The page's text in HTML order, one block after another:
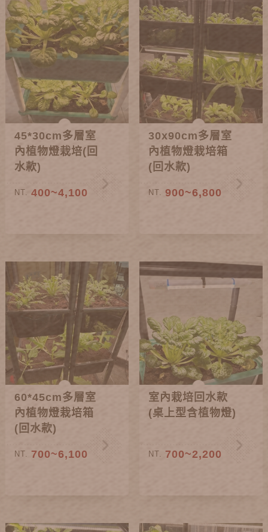
45*30cm多層室
內植物燈栽培(回
水款)
NT. 400~4,100
30x90cm多層室
內植物燈栽培箱
(回水款)
NT. 900~6,800
60*45cm多層室
內植物燈栽培箱
(回水款)
NT. 700~6,100
室內栽培回水款
(桌上型含植物燈)
NT. 700~2,200